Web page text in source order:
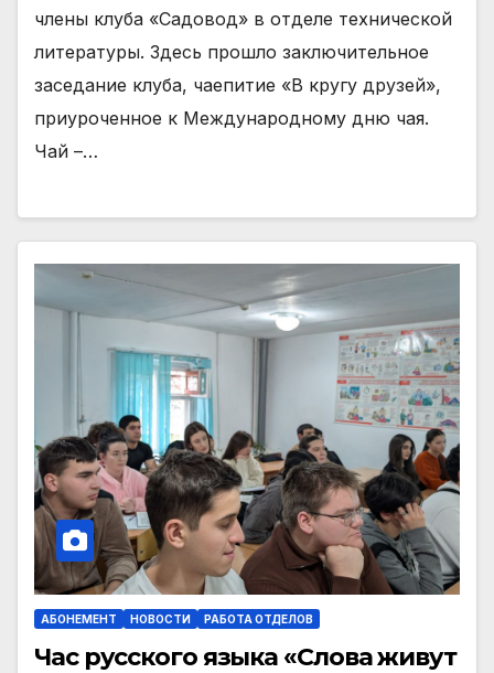
члены клуба «Садовод» в отделе технической
литературы. Здесь прошло заключительное
заседание клуба, чаепитие «В кругу друзей»,
приуроченное к Международному дню чая.
Чай –…
АБОНЕМЕНТ НОВОСТИ РАБОТА ОТДЕЛОВ
Час русского языка «Слова живут